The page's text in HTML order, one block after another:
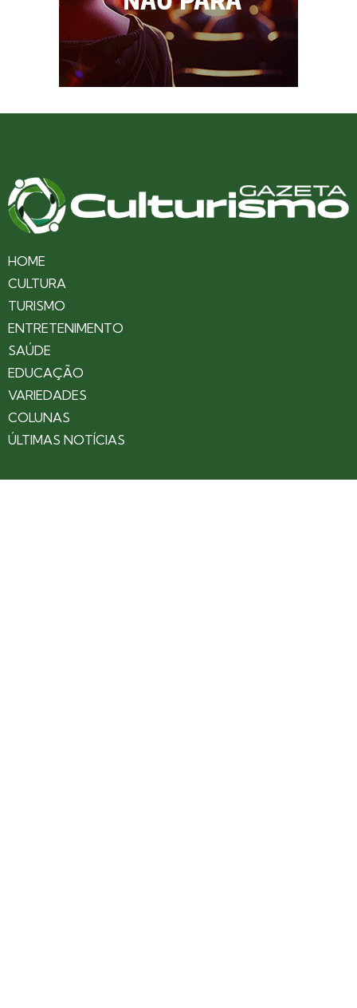
HOME
CULTURA
TURISMO
ENTRETENIMENTO
SAÚDE
EDUCAÇÃO
VARIEDADES
COLUNAS
ÚLTIMAS NOTÍCIAS